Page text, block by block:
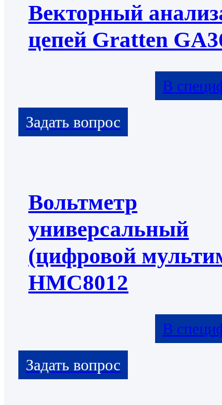
Векторный
цепей Gratten
В
Вольтметр
универсальный
(цифровой
HMC8012
В